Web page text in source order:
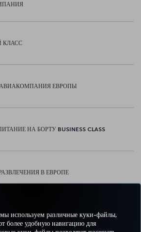
используем различные куки-файлы,
более удобную навигацию для
КЛАСС
ЕВРОПЫ
НА БОРТУ BUSINESS CLASS
В ЕВРОПЕ
FI В ЕВРОПЕ